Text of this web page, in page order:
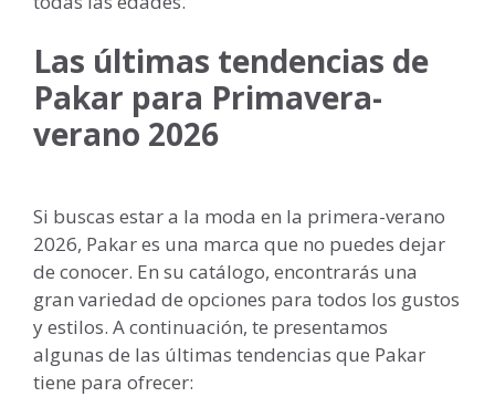
Las últimas tendencias de
Pakar para Primavera-
verano 2026
Si buscas estar a la moda en la primera-verano
2026, Pakar es una marca que no puedes dejar
de conocer. En su catálogo, encontrarás una
gran variedad de opciones para todos los gustos
y estilos. A continuación, te presentamos
algunas de las últimas tendencias que Pakar
tiene para ofrecer: